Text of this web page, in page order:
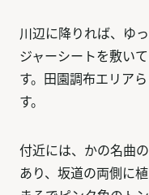
川辺に降りれば、ゆ
ジャーシートを敷い
す。田園調布エリア
す。
付近には、かの名曲
あり、坂道の両側に